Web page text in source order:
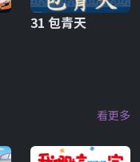
31 包青天
看更多